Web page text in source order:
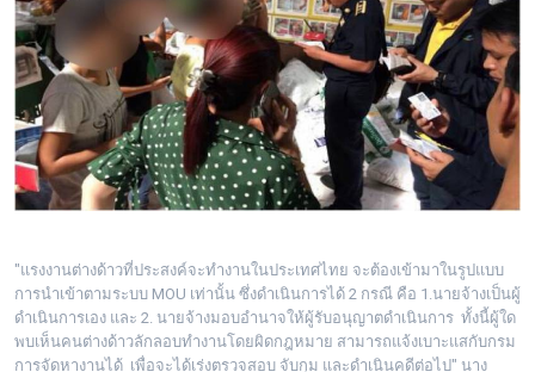
"แรงงานต่างด้าวที่ประสงค์จะทำงานในประเทศไทย จะต้องเข้ามาในรูปแบบ
การนำเข้าตามระบบ MOU เท่านั้น ซึ่งดำเนินการได้ 2 กรณี คือ 1.นายจ้างเป็นผู้
ดำเนินการเอง และ 2. นายจ้างมอบอำนาจให้ผู้รับอนุญาตดำเนินการ ทั้งนี้ผู้ใด
พบเห็นคนต่างด้าวลักลอบทำงานโดยผิดกฎหมาย สามารถแจ้งเบาะแสกับกรม
การจัดหางานได้ เพื่อจะได้เร่งตรวจสอบ จับกุม และดำเนินคดีต่อไป" นาง